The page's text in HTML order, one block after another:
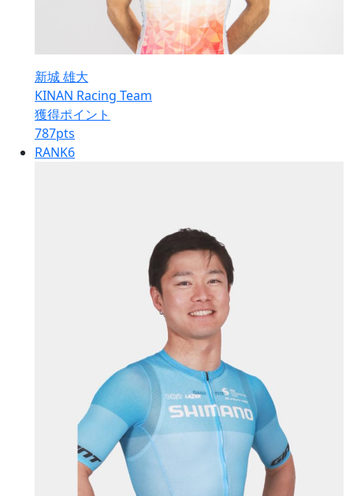
新城 雄大
KINAN Racing Team
獲得ポイント
787pts
RANK6